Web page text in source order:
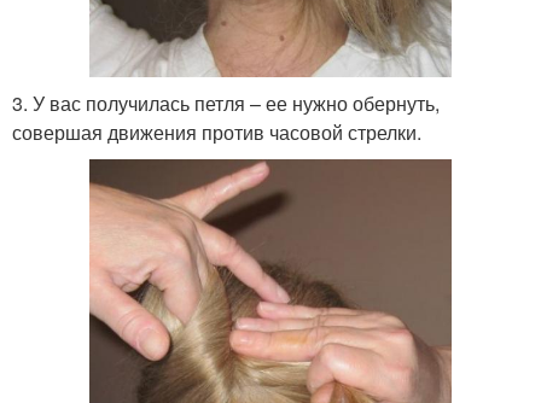
3. У вас получилась петля – ее нужно обернуть,
совершая движения против часовой стрелки.